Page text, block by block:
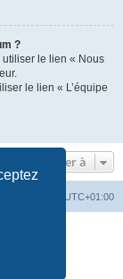
?
utiliser le lien « Nous
le lien « L’équipe
Aller à
UTC+01:00
Limited